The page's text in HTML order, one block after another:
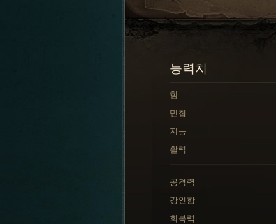
능력치
힘
민첩
지능
활력
공격력
강인함
회복력